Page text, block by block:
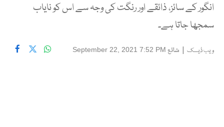
انگور کے سائز، ذائقے اور رنگت کی وجہ سے اس کو نایاب
سمجھا جاتا ہے۔
ویب ڈیسک | شائع September 22, 2021 7:52 PM